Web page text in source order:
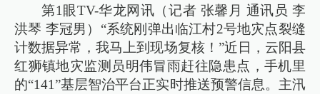
第1眼TV-华龙网讯（记者 张馨月 通讯员 李
洪琴 李冠男）“系统刚弹出临江村2号地灾点裂缝
计数据异常，我马上到现场复核！”近日，云阳县
红狮镇地灾监测员明伟冒雨赶往隐患点，手机里
的“141”基层智治平台正实时推送预警信息。主汛